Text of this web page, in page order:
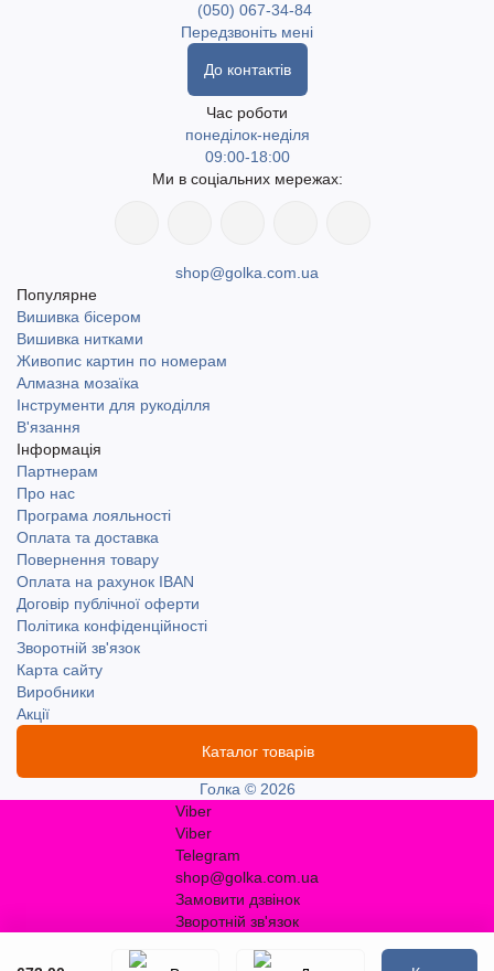
(050) 067-34-84
Передзвоніть мені
До контактів
Час роботи
понеділок-неділя
09:00-18:00
Ми в соціальних мережах:
shop@golka.com.ua
Популярне
Вишивка бісером
Вишивка нитками
Живопис картин по номерам
Алмазна мозаїка
Інструменти для рукоділля
В'язання
Інформація
Партнерам
Про нас
Програма лояльності
Оплата та доставка
Повернення товару
Оплата на рахунок IBAN
Договір публічної оферти
Політика конфіденційності
Зворотній зв'язок
Карта сайту
Виробники
Акції
Каталог товарів
Голка © 2026
Viber
Viber
Telegram
shop@golka.com.ua
Замовити дзвінок
Зворотній зв'язок